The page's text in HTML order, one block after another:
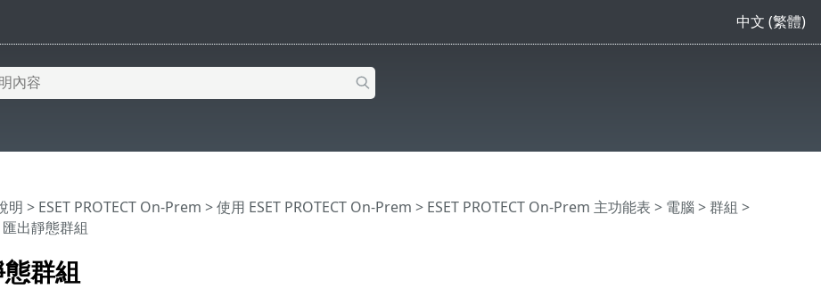
中文 (繁體)
群組
明 > ESET PROTECT On-Prem >使用 ESET PROTECT On-Prem > ESET PROTECT On-Prem 主功能表 > 電腦 >群組 >
出靜態群組